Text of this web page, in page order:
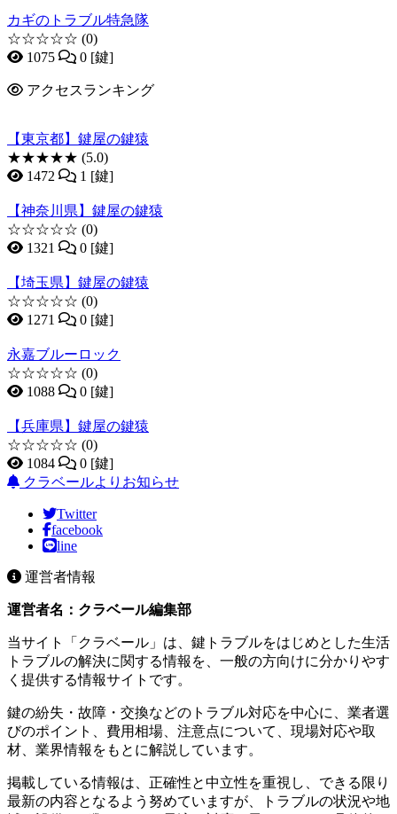
カギのトラブル特急隊
☆☆☆☆☆ (0)
1075
0 [鍵]
アクセスランキング
【東京都】鍵屋の鍵猿
★★★★★ (5.0)
1472
1 [鍵]
【神奈川県】鍵屋の鍵猿
☆☆☆☆☆ (0)
1321
0 [鍵]
【埼玉県】鍵屋の鍵猿
☆☆☆☆☆ (0)
1271
0 [鍵]
永嘉ブルーロック
☆☆☆☆☆ (0)
1088
0 [鍵]
【兵庫県】鍵屋の鍵猿
☆☆☆☆☆ (0)
1084
0 [鍵]
クラベールよりお知らせ
Twitter
facebook
line
運営者情報
運営者名：クラベール編集部
当サイト「クラベール」は、鍵トラブルをはじめとした生活
トラブルの解決に関する情報を、一般の方向けに分かりやす
く提供する情報サイトです。
鍵の紛失・故障・交換などのトラブル対応を中心に、業者選
びのポイント、費用相場、注意点について、現場対応や取
材、業界情報をもとに解説しています。
掲載している情報は、正確性と中立性を重視し、できる限り
最新の内容となるよう努めていますが、トラブルの状況や地